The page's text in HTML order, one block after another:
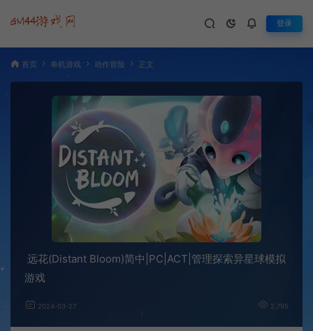
登录
首页 单机游戏 动作冒险 正文
远花(Distant Bloom)简中|PC|ACT|管理探索异星球模拟
游戏
2024-03-27 2,795